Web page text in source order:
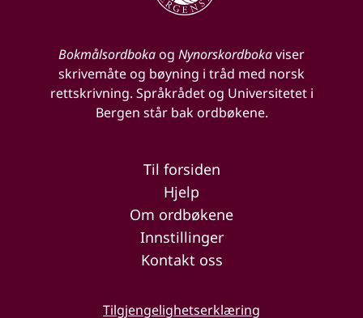
Bokmålsordbokaog Nynorskordbokaviser
skrivemåte og bøyning i tråd med norsk
rettskrivning. Språkrådet og Universitetet i
Bergen står bak ordbøkene.
Til forsiden
Hjelp
Om ordbøkene
Innstillinger
Kontakt oss
Tilgjengelighetserklæring